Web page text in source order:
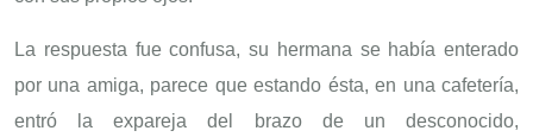
La respuesta fue confusa, su hermana se había enterado
por una amiga, parece que estando ésta, en una cafetería,
entró la expareja del brazo de un desconocido,